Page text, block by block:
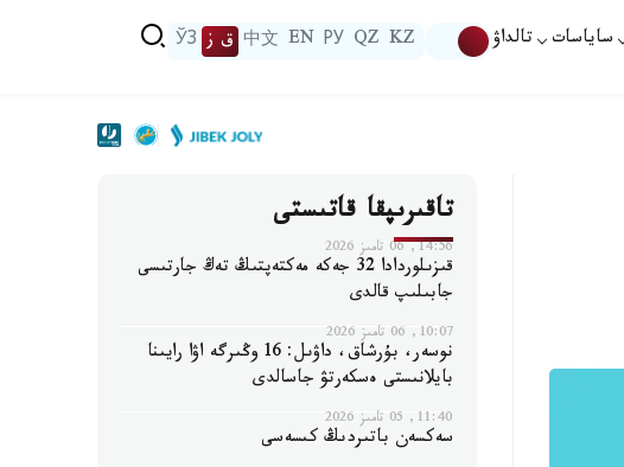
ساياسات تالداۋ KZ
QZ
РУ
EN
中文 ق ز ЎЗ
تاقىرىپقا قاتىستى
14:56, 06 تامىز 2026
قىزىلوردادا 32 جەكە مەكتەپتىڭ تەڭ جارتىسى
جابىلىپ قالدى
10:07, 06 تامىز 2026
نوسەر، بۇرشاق، داۋىل: 16 وڭىرگە اۋا رايىنا
بايلانىستى ەسكەرتۋ جاسالدى
11:40, 05 تامىز 2026
سەكسەن باتىردىڭ كىسەسى